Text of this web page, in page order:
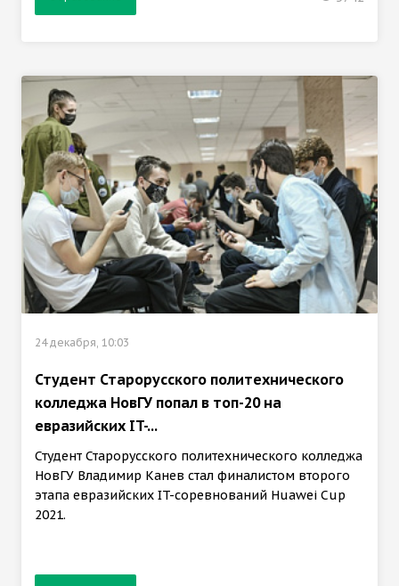
24 декабря, 10:03
Студент Старорусского политехнического
колледжа НовГУ попал в топ-20 на
евразийских IT-...
Студент Старорусского политехнического колледжа
НовГУ Владимир Канев стал финалистом второго
этапа евразийских IT-соревнований Huawei Cup
2021.